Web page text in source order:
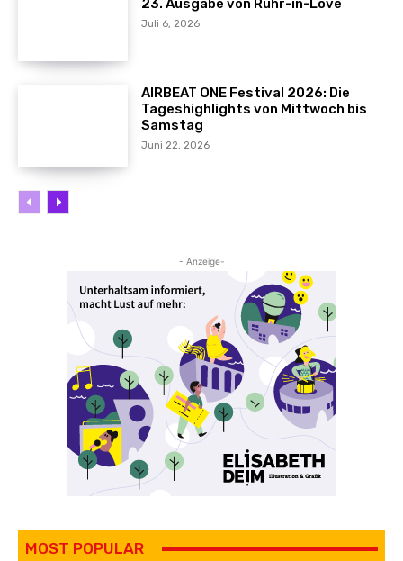
Juli 6, 2026
AIRBEAT ONE Festival 2026: Die
Tageshighlights von Mittwoch bis
Samstag
Juni 22, 2026
- Anzeige-
MOST POPULAR